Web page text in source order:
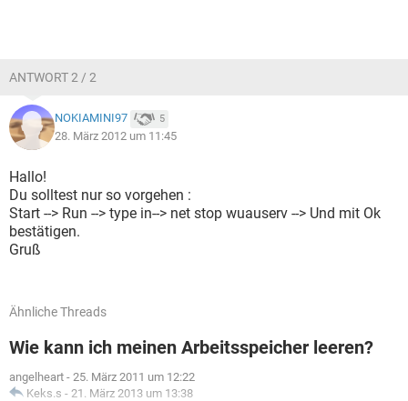
ANTWORT 2 / 2
NOKIAMINI97 5
28. März 2012 um 11:45
Hallo!
Du solltest nur so vorgehen :
Start --> Run --> type in--> net stop wuauserv --> Und mit Ok
bestätigen.
Gruß
Ähnliche Threads
Wie kann ich meinen Arbeitsspeicher leeren?
angelheart - 25. März 2011 um 12:22
Keks.s - 21. März 2013 um 13:38